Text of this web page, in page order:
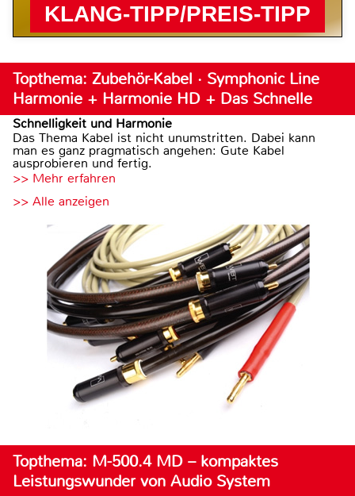
KLANG-TIPP/PREIS-TIPP
Topthema: Zubehör-Kabel · Symphonic Line
Harmonie + Harmonie HD + Das Schnelle
Schnelligkeit und Harmonie
Das Thema Kabel ist nicht unumstritten. Dabei kann
man es ganz pragmatisch angehen: Gute Kabel
ausprobieren und fertig.
>> Mehr erfahren
>> Alle anzeigen
Topthema: M-500.4 MD – kompaktes
Leistungswunder von Audio System